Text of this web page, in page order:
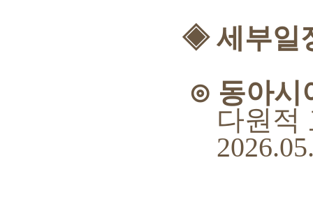
◈ 세부일
⊙ 동아시
다원적 교